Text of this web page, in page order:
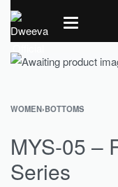
WOMEN›BOTTOMS
MYS-05 –
Series